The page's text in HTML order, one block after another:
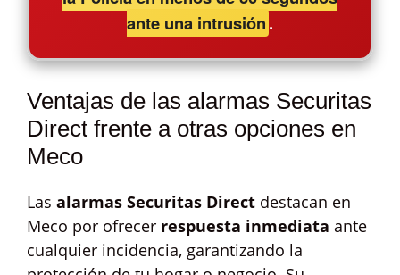
ante una intrusión.
Ventajas de las alarmas Securitas
Direct frente a otras opciones en
Meco
Las alarmas Securitas Direct destacan en
Meco por ofrecer respuesta inmediata ante
cualquier incidencia, garantizando la